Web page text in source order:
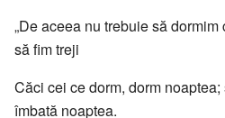
„De aceea nu trebuie să
să fim treji
Căci cei ce dorm, dorm
îmbată noaptea.